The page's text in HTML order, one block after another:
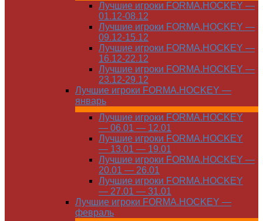
Лучшие игроки FORMA.HOCKEY —
01.12-08.12
Лучшие игроки FORMA.HOCKEY —
09.12-15.12
Лучшие игроки FORMA.HOCKEY —
16.12-22.12
Лучшие игроки FORMA.HOCKEY —
23.12-29.12
Лучшие игроки FORMA.HOCKEY —
январь
Лучшие игроки FORMA.HOCKEY
— 06.01 — 12.01
Лучшие игроки FORMA.HOCKEY
— 13.01 — 19.01
Лучшие игроки FORMA.HOCKEY —
20.01 — 26.01
Лучшие игроки FORMA.HOCKEY
— 27.01 — 31.01
Лучшие игроки FORMA.HOCKEY —
февраль